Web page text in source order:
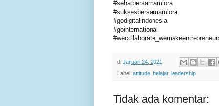
#sehatbersamamiora
#suksesbersamamiora
#godigitalindonesia
#gointernational
di Januari 24, 2021
Label: attitude belajar, leadership
Tidak ada komentar: